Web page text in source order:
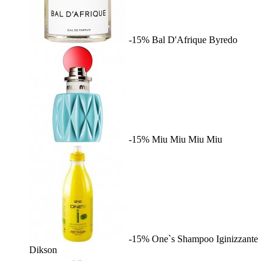
-15% Bal D'Afrique Byredo
-15% Miu Miu Miu Miu
-15% One`s Shampoo Iginizzante
Dikson